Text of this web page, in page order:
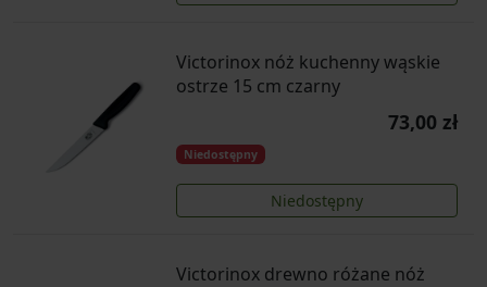
Victorinox nóż kuchenny wąskie
ostrze 15 cm czarny
73,00 zł
Niedostępny
Niedostępny
Victorinox drewno różane nóż